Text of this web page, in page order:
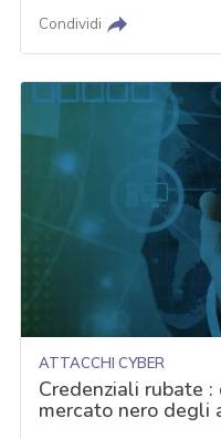
Condividi
ATTACCHI CYBER
Credenziali rubate
mercato nero degli